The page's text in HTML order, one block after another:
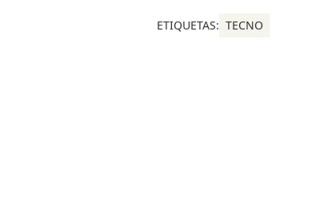
ETIQUETAS: TECNO